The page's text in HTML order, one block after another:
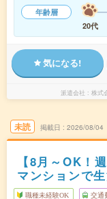
年齢層
20代
気になる!
派遣会社 株式
未読 掲載日 2026/08/04
【8月～OK！
マンションで
職種未経験OK 交通